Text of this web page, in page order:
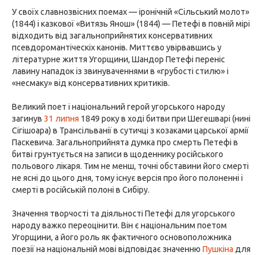
У своїх славнозвісних поемах — іронічній «Сільський молот»
(1844) і казкової «Витязь Янош» (1844) — Петефі в повній мірі
відходить від загальноприйнятих консервативних
псевдоромантіческіх канонів. Миттєво увірвавшись у
літературне життя Угорщини, Шандор Петефі переніс
лавину нападок із звинуваченнями в «грубості стилю» і
«несмаку» від консервативних критиків.
Великий поет і національний герой угорського народу
загинув 31 липня 1849 року в ході битви при Шегешварі (нині
Сігішоара) в Трансільванії в сутичці з козаками царської армії
Паскевича. Загальноприйнята думка про смерть Петефі в
битві грунтується на записи в щоденнику російського
польового лікаря. Тим не менш, точні обставини його смерті
не ясні до цього дня, тому існує версія про його полоненні і
смерті в російській полоні в Сибіру.
Значення творчості та діяльності Петефі для угорського
народу важко переоцінити. Він є національним поетом
Угорщини, а його роль як фактичного основоположника
поезії на національній мові відповідає значенню Пушкіна для